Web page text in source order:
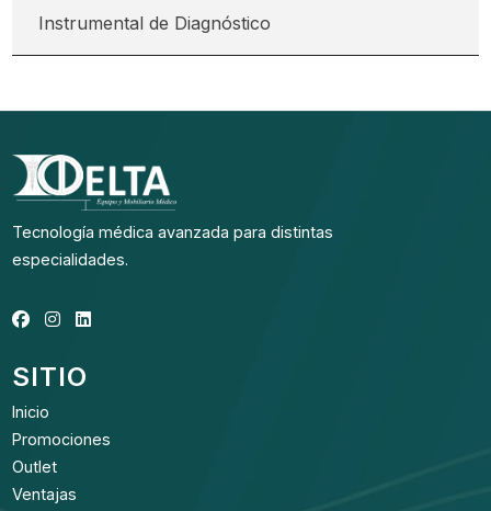
Instrumental de Diagnóstico
Tecnología médica avanzada para distintas
especialidades.
SITIO
Inicio
Promociones
Outlet
Ventajas